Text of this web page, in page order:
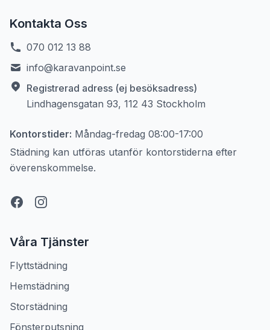
Kontakta Oss
070 012 13 88
info@karavanpoint.se
Registrerad adress (ej besöksadress)
Lindhagensgatan 93, 112 43 Stockholm
Kontorstider: Måndag-fredag 08:00-17:00
Städning kan utföras utanför kontorstiderna efter
överenskommelse.
Våra Tjänster
Flyttstädning
Hemstädning
Storstädning
Fönsterputsning